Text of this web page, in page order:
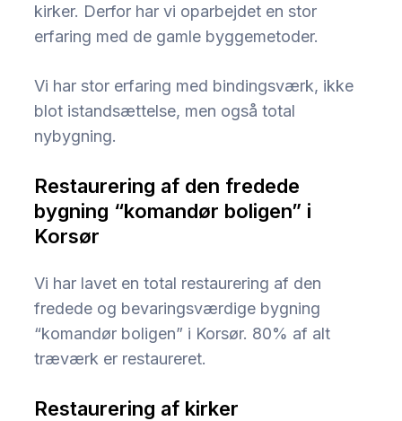
kirker. Derfor har vi oparbejdet en stor
erfaring med de gamle byggemetoder.
Vi har stor erfaring med bindingsværk, ikke
blot istandsættelse, men også total
nybygning.
Restaurering af den fredede
bygning “komandør boligen” i
Korsør
Vi har lavet en total restaurering af den
fredede og bevaringsværdige bygning
“komandør boligen” i Korsør. 80% af alt
træværk er restaureret.
Restaurering af kirker